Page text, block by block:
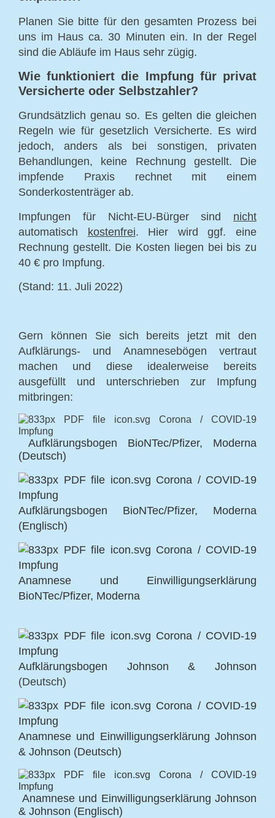
Planen Sie bitte für den gesamten Prozess bei
uns im Haus ca. 30 Minuten ein. In der Regel
sind die Abläufe im Haus sehr zügig.
Wie funktioniert die Impfung für privat
Versicherte oder Selbstzahler?
Grundsätzlich genau so. Es gelten die gleichen
Regeln wie für gesetzlich Versicherte. Es wird
jedoch, anders als bei sonstigen, privaten
Behandlungen, keine Rechnung gestellt. Die
impfende Praxis rechnet mit einem
Sonderkostenträger ab.
Impfungen für Nicht-EU-Bürger sind nicht
automatisch kostenfrei. Hier wird ggf. eine
Rechnung gestellt. Die Kosten liegen bei bis zu
40 € pro Impfung.
(Stand: 11. Juli 2022)
Gern können Sie sich bereits jetzt mit den
Aufklärungs- und Anamnesebögen vertraut
machen und diese idealerweise bereits
ausgefüllt und unterschrieben zur Impfung
mitbringen:
Aufklärungsbogen BioNTec/Pfizer, Moderna
(Deutsch)
Aufklärungsbogen BioNTec/Pfizer, Moderna
(Englisch)
Anamnese und Einwilligungserklärung
BioNTec/Pfizer, Moderna
Aufklärungsbogen Johnson & Johnson
(Deutsch)
Anamnese und Einwilligungserklärung Johnson
& Johnson (Deutsch)
Anamnese und Einwilligungserklärung Johnson
& Johnson (Englisch)